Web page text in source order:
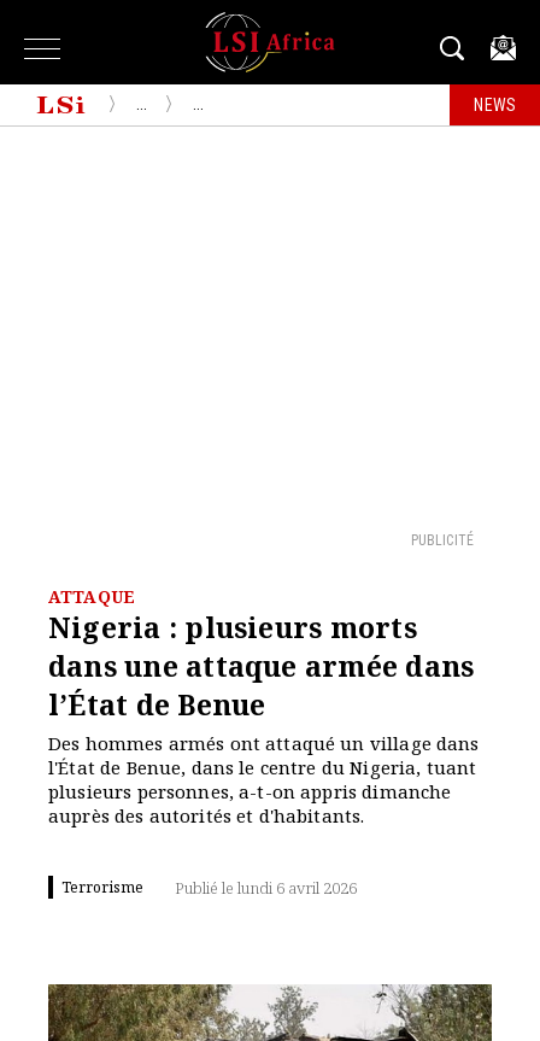
NEWS
PUBLICITÉ
ATTAQUE
Nigeria : plusieurs morts
dans une attaque armée dans
l’État de Benue
Des hommes armés ont attaqué un village dans
l'État de Benue, dans le centre du Nigeria, tuant
plusieurs personnes, a-t-on appris dimanche
auprès des autorités et d'habitants.
Terrorisme Publié le lundi 6 avril 2026